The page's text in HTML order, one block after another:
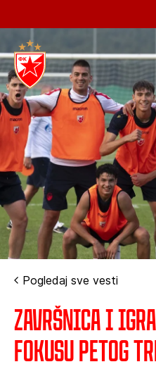
Pogledaj sve vesti
Završnica i
fokusu petog